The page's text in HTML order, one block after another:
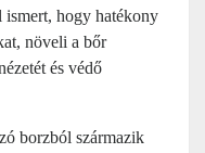
ismert, hogy hatékony
növeli a bőr
és védő
borzból származik